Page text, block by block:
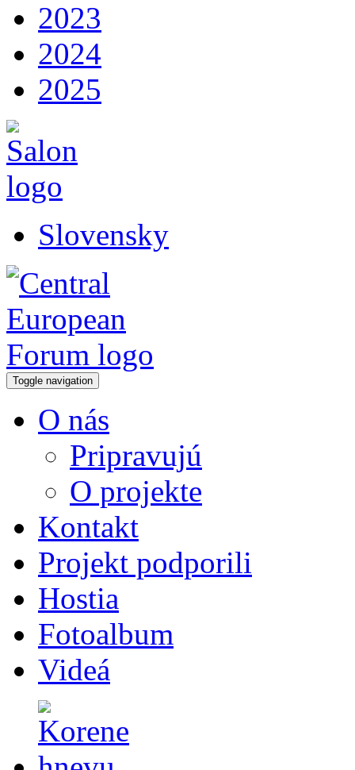
2023
2024
2025
Slovensky
Toggle navigation
O nás
Pripravujú
O projekte
Kontakt
Projekt podporili
Hostia
Fotoalbum
Videá